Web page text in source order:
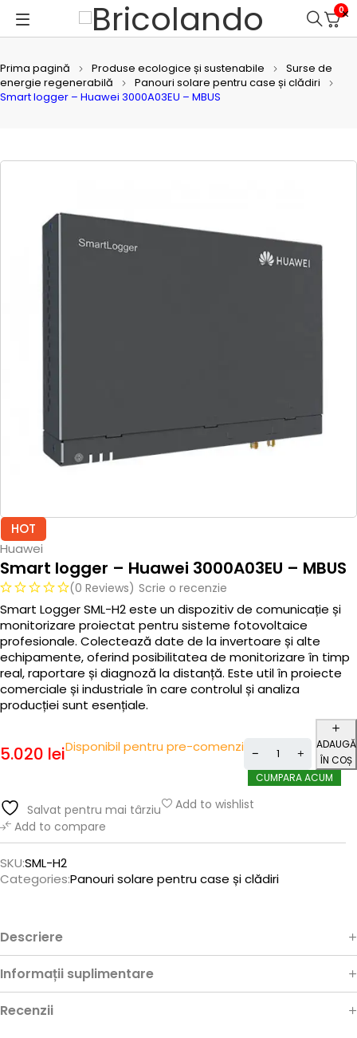
0
Prima pagină Produse ecologice și sustenabile
Surse de
energie regenerabilă
Panouri solare pentru case și clădiri
Smart logger – Huawei 3000A03EU – MBUS
HOT
Huawei
Smart logger – Huawei 3000A03EU – MBUS
(0 Reviews) Scrie o recenzie
Smart Logger SML-H2 este un dispozitiv de comunicație și
monitorizare proiectat pentru sisteme fotovoltaice
profesionale. Colectează date de la invertoare și alte
echipamente, oferind posibilitatea de monitorizare în timp
real, raportare și diagnoză la distanță. Este util în proiecte
comerciale și industriale în care controlul și analiza
producției sunt esențiale.
5.020 leiDisponibil pentru pre-comenzi
ADAUGĂ
ÎN COȘ
CUMPARA ACUM
Salvat pentru mai târziu
Add to wishlist
Add to compare
SKU:SML-H2
Categories:Panouri solare pentru case și clădiri
Descriere
Informații suplimentare
Recenzii